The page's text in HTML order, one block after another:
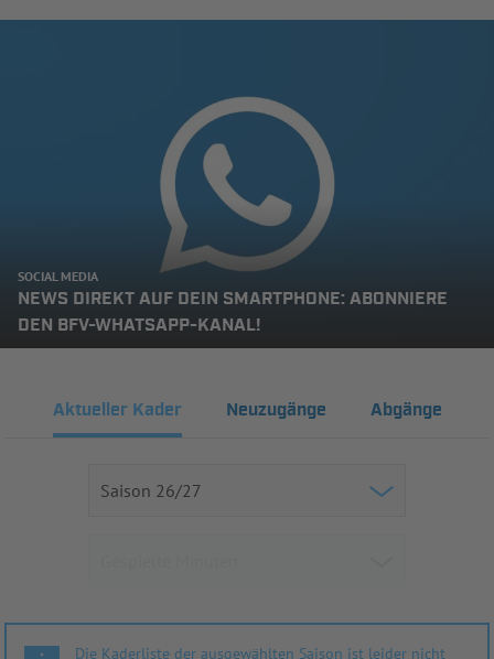
SOCIAL MEDIA
NEWS DIREKT AUF DEIN SMARTPHONE: ABONNIERE
DEN BFV-WHATSAPP-KANAL!
Aktueller Kader Neuzugänge Abgänge
Die Kaderliste der ausgewählten Saison ist leider nicht